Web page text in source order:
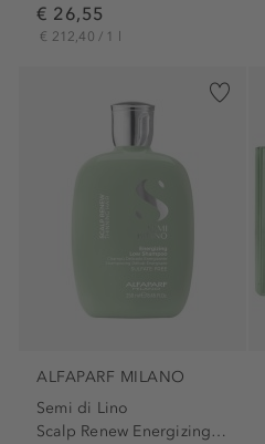
€ 26,55
€ 212,40 / 1 l
ALFAPARF MILANO
Semi di Lino
Scalp Renew Energizing Low...